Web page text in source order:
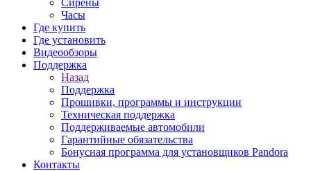
Сирены
Часы
Где купить
Где установить
Видеообзоры
Поддержка
Назад
Поддержка
Прошивки, программы и инструкции
Техническая поддержка
Поддерживаемые автомобили
Гарантийные обязательства
Бонусная программа для установщиков Pandora
Контакты